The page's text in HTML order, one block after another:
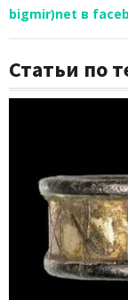
bigmir)net в
Статьи по